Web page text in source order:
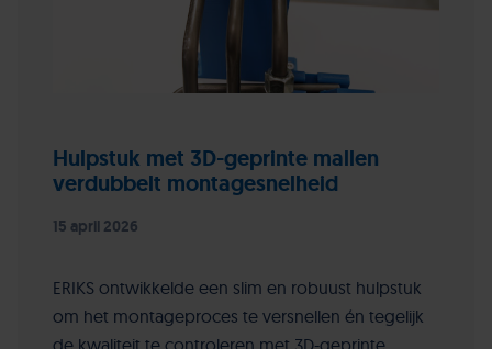
Hulpstuk met 3D-geprinte mallen
verdubbelt montagesnelheid
15 april 2026
ERIKS ontwikkelde een slim en robuust hulpstuk
om het montageproces te versnellen én tegelijk
de kwaliteit te controleren met 3D-geprinte